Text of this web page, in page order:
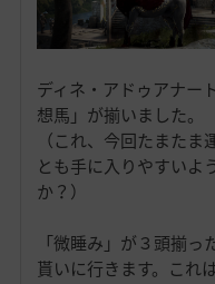
ディネ・アドゥアナー
想馬」が揃いました。
（これ、今回たまた
とも手に入りやすいよ
か？）
「微睡み」が３頭揃
貰いに行きます。これ